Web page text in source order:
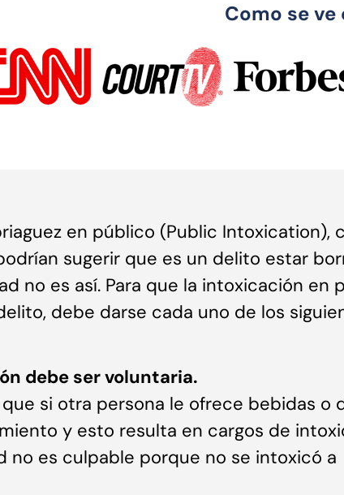
Como se ve
en público (Public Intoxication),
sugerir que es un delito estar
no es así. Para que la intoxicación en
debe darse cada uno de los
debe ser voluntaria.
si otra persona le ofrece bebidas o
y esto resulta en cargos de
no es culpable porque no se intoxicó a